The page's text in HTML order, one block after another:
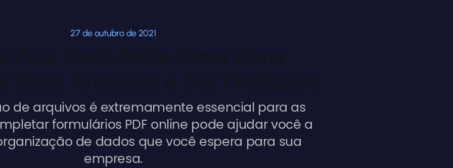
27 de outubro de 2021
de arquivos é extremamente essencial para as
formulários PDF online pode ajudar você a
de dados que você espera para sua
empresa.